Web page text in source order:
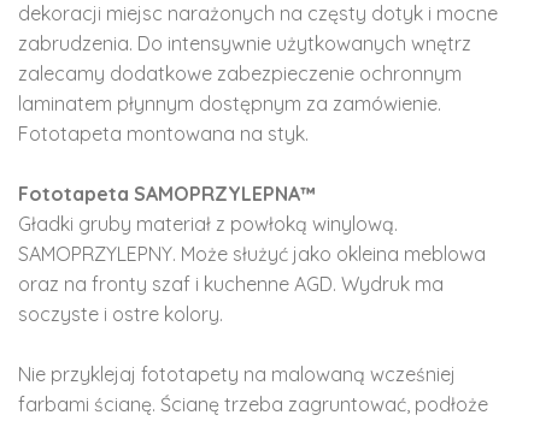
dekoracji miejsc narażonych na częsty dotyk i mocne
zabrudzenia. Do intensywnie użytkowanych wnętrz
zalecamy dodatkowe zabezpieczenie ochronnym
laminatem płynnym dostępnym za zamówienie.
Fototapeta montowana na styk.
Fototapeta SAMOPRZYLEPNA™
Gładki gruby materiał z powłoką winylową.
SAMOPRZYLEPNY. Może służyć jako okleina meblowa
oraz na fronty szaf i kuchenne AGD. Wydruk ma
soczyste i ostre kolory.
Nie przyklejaj fototapety na malowaną wcześniej
farbami ścianę. Ścianę trzeba zagruntować, podłoże